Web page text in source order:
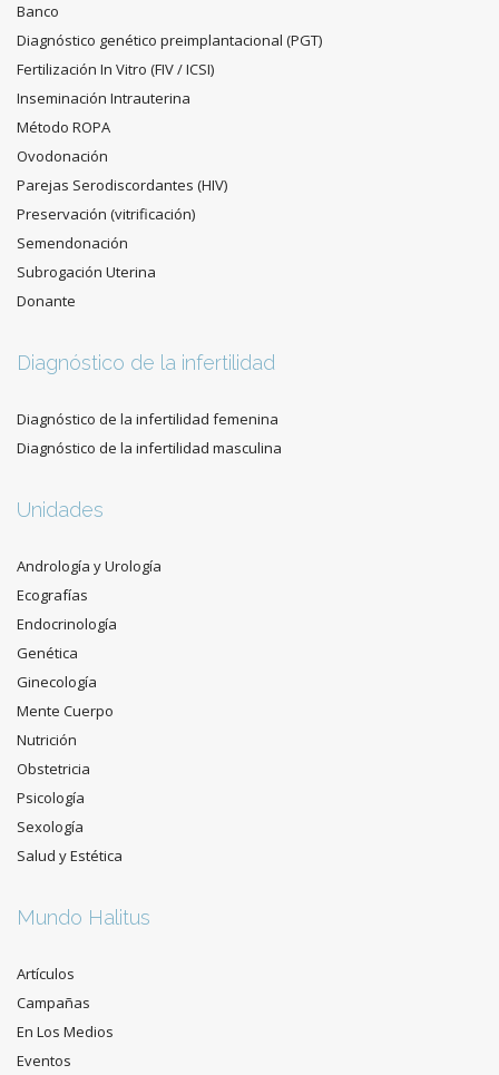
Banco
Diagnóstico genético preimplantacional (PGT)
Fertilización In Vitro (FIV / ICSI)
Inseminación Intrauterina
Método ROPA
Ovodonación
Parejas Serodiscordantes (HIV)
Preservación (vitrificación)
Semendonación
Subrogación Uterina
Donante
Diagnóstico de la infertilidad
Diagnóstico de la infertilidad femenina
Diagnóstico de la infertilidad masculina
Unidades
Andrología y Urología
Ecografías
Endocrinología
Genética
Ginecología
Mente Cuerpo
Nutrición
Obstetricia
Psicología
Sexología
Salud y Estética
Mundo Halitus
Artículos
Campañas
En Los Medios
Eventos